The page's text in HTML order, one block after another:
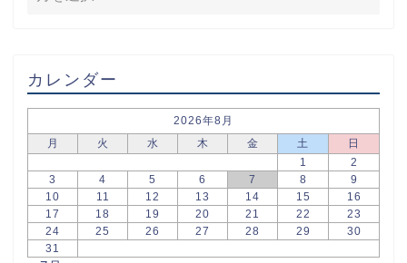
カレンダー
2026年8月
月
火 水 木 金 土
日
1
2
3
4 5 6 7 8
9
10
11 12 13 14 15
16
17
18 19 20 21 22
23
24
25 26 27 28 29
30
31